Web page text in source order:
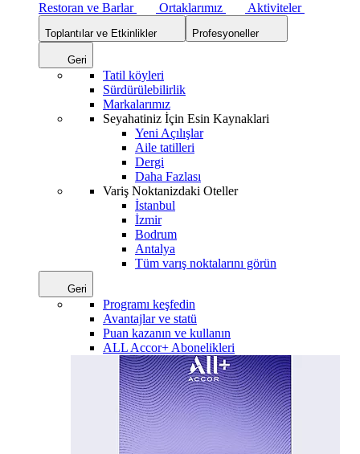
Restoran ve Barlar
Ortaklarımız Aktiviteler
Toplantılar ve Etkinlikler Profesyoneller
Geri
Tatil köyleri
Sürdürülebilirlik
Markalarımız
Seyahatiniz İçin Esin Kaynaklari
Yeni Açılışlar
Aile tatilleri
Dergi
Daha Fazlası
Variş Noktanizdaki Oteller
İstanbul
İzmir
Bodrum
Antalya
Tüm varış noktalarını görün
Geri
Programı keşfedin
Avantajlar ve statü
Puan kazanın ve kullanın
ALL Accor+ Abonelikleri